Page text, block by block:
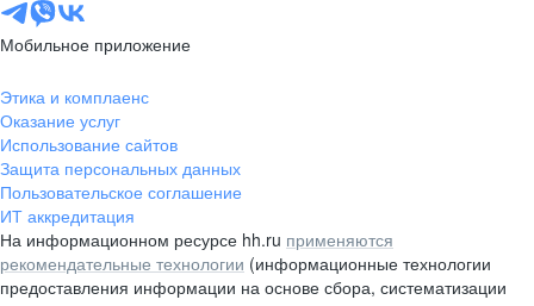
Мобильное приложение
Этика и комплаенс
Оказание услуг
Использование сайтов
Защита персональных данных
Пользовательское соглашение
ИТ аккредитация
На информационном ресурсе hh.ru применяются
рекомендательные технологии (информационные технологии
предоставления информации на основе сбора, систематизации